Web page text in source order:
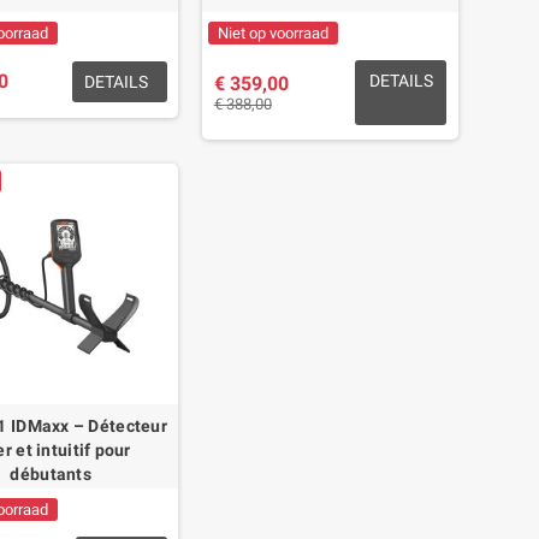
et une logique d'innovation permanente pour vous proposer
le XPOINTERLAND par exemple. Des conceptions qui intègrent
équipe gagnante.
Quest a su répondre et écouter tous vos désirs.
dans votre choix....
DETAILS
Niet op voorraad
€ 359,00
€ 388,00
DETAILS
IDMaxx – Détecteur
et intuitif pour
débutants